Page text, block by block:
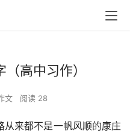
高中习作）
文 阅读 28
从来都不是一帆风顺的康庄